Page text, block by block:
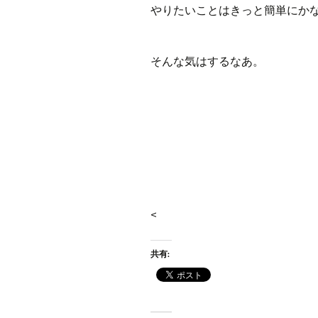
やりたいことはきっと簡単にか
そんな気はするなあ。
<
共有: